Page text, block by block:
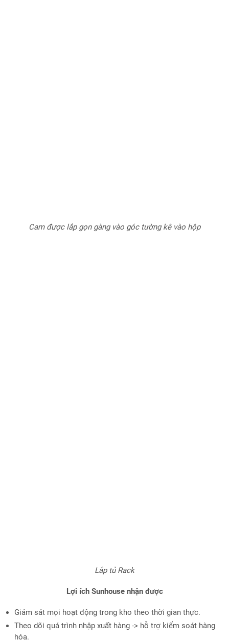
Cam được lắp gọn gàng vào góc tường kê vào hộp
Lắp tủ Rack
Lợi ích Sunhouse nhận được
Giám sát mọi hoạt động trong kho theo thời gian thực.
Theo dõi quá trình nhập xuất hàng -> hỗ trợ kiểm soát hàng
hóa.